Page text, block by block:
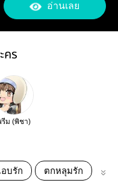
อ่านเลย
คร
รีม (พิชา)
บรัก ตกหลุมรัก ยูริ